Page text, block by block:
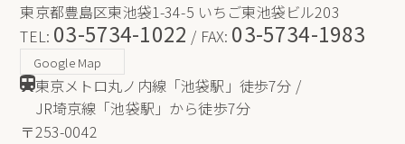
東京都豊島区東池袋1-34-5 いちご東池袋ビル203
TEL: 03-5734-1022 / FAX: 03-5734-1983
Google Map
東京メトロ丸ノ内線「池袋駅」徒歩7分 /
JR埼京線「池袋駅」から徒歩7分
〒253-0042